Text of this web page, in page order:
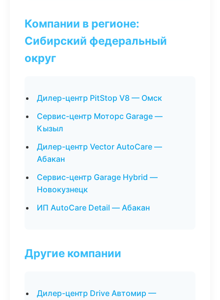
Компании в регионе:
Сибирский федеральный
округ
Дилер-центр PitStop V8 — Омск
Сервис-центр Моторс Garage —
Кызыл
Дилер-центр Vector AutoCare —
Абакан
Сервис-центр Garage Hybrid —
Новокузнецк
ИП AutoCare Detail — Абакан
Другие компании
Дилер-центр Drive Автомир —